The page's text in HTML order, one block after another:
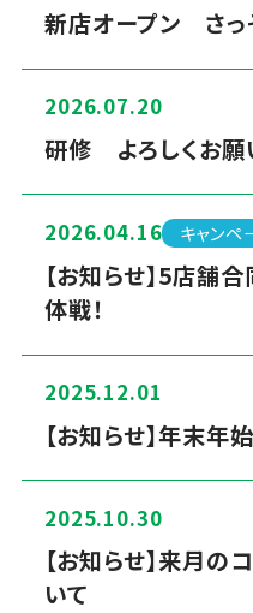
新店オープン さっ
2026.07.20
研修 よろしくお願
2026.04.16 キャンペ
【お知らせ】5店舗
体戦！
2025.12.01
【お知らせ】年末年
2025.10.30
【お知らせ】来月の
いて